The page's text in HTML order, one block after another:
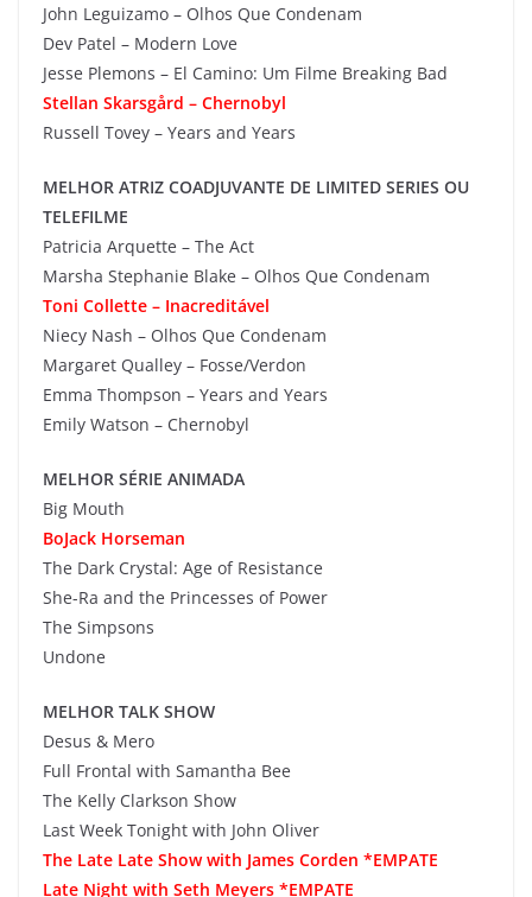
John Leguizamo – Olhos Que Condenam
Dev Patel – Modern Love
Jesse Plemons – El Camino: Um Filme Breaking Bad
Stellan Skarsgård – Chernobyl
Russell Tovey – Years and Years
MELHOR ATRIZ COADJUVANTE DE LIMITED SERIES OU
TELEFILME
Patricia Arquette – The Act
Marsha Stephanie Blake – Olhos Que Condenam
Toni Collette – Inacreditável
Niecy Nash – Olhos Que Condenam
Margaret Qualley – Fosse/Verdon
Emma Thompson – Years and Years
Emily Watson – Chernobyl
MELHOR SÉRIE ANIMADA
Big Mouth
BoJack Horseman
The Dark Crystal: Age of Resistance
She-Ra and the Princesses of Power
The Simpsons
Undone
MELHOR TALK SHOW
Desus & Mero
Full Frontal with Samantha Bee
The Kelly Clarkson Show
Last Week Tonight with John Oliver
The Late Late Show with James Corden *EMPATE
Late Night with Seth Meyers *EMPATE